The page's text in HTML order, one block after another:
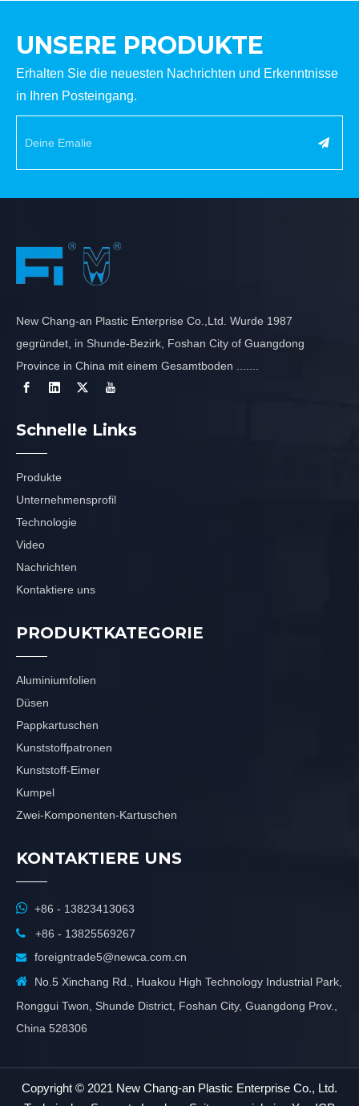
UNSERE PRODUKTE
Erhalten Sie die neuesten Nachrichten und Erkenntnisse
in Ihren Posteingang.
New Chang-an Plastic Enterprise Co.,Ltd. Wurde 1987
gegründet, in Shunde-Bezirk, Foshan City of Guangdong
Province in China mit einem Gesamtboden .......
Schnelle Links
Produkte
Unternehmensprofil
Technologie
Video
Nachrichten
Kontaktiere uns
PRODUKTKATEGORIE
Aluminiumfolien
Düsen
Pappkartuschen
Kunststoffpatronen
Kunststoff-Eimer
Kumpel
Zwei-Komponenten-Kartuschen
KONTAKTIERE UNS
 +86 - 13823413063
 +86 - 13825569267

foreigntrade5@newca.com.cn
 No.5 Xinchang Rd., Huakou High Technology Industrial Park,
Ronggui Twon, Shunde District, Foshan City, Guangdong Prov.,
China 528306
Copyright © 2021 New Chang-an Plastic Enterprise Co., Ltd.